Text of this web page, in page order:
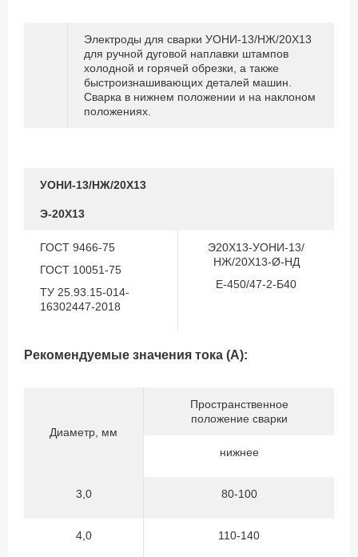
Электроды для сварки УОНИ-13/НЖ/20Х13
для ручной дуговой наплавки штампов
холодной и горячей обрезки, а также
быстроизнашивающих деталей машин.
Сварка в нижнем положении и на наклоном
положениях.
УОНИ-13/НЖ/20Х13
Э-20Х13
ГОСТ 9466-75
ГОСТ 10051-75
ТУ 25.93.15-014-
16302447-2018
Э20Х13-УОНИ-13/
НЖ/20Х13-Ø-НД
Е-450/47-2-Б40
Рекомендуемые значения тока (А):
Диаметр, мм
Пространственное
положение сварки
нижнее
3,0 80-100
4,0 110-140